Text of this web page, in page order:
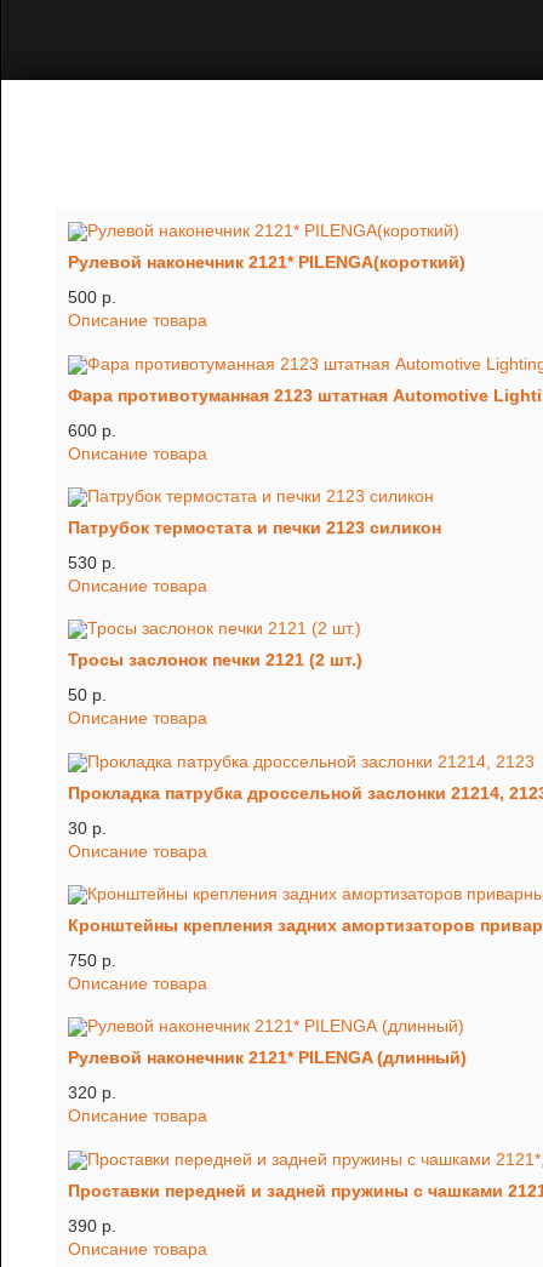
Рулевой наконечник 2121* PILENGA(короткий)
500 p.
Описание товара
Фара противотуманная 2123 штатная Automotive
600 p.
Описание товара
Патрубок термостата и печки 2123 силикон
530 p.
Описание товара
Тросы заслонок печки 2121 (2 шт.)
50 p.
Описание товара
Прокладка патрубка дроссельной заслонки 21214,
30 p.
Описание товара
Кронштейны крепления задних амортизаторов
750 p.
Описание товара
Рулевой наконечник 2121* PILENGA (длинный)
320 p.
Описание товара
Проставки передней и задней пружины с чашками
390 p.
Описание товара